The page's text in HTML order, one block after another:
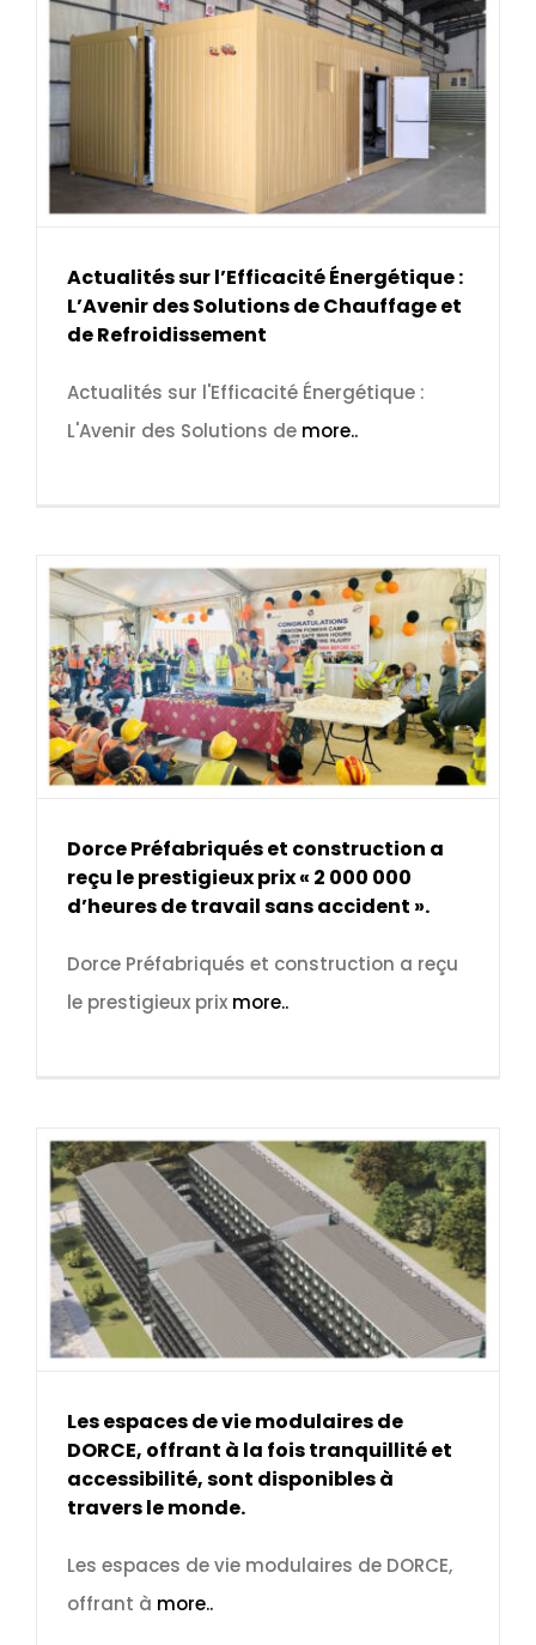
Actualités sur l’Efficacité Énergétique :
L’Avenir des Solutions de Chauffage et
de Refroidissement
Actualités sur l'Efficacité Énergétique :
L'Avenir des Solutions demore..
Dorce Préfabriqués et construction a
reçu le prestigieux prix « 2 000 000
d’heures de travail sans accident ».
Dorce Préfabriqués et construction a reçu
le prestigieux prixmore..
Les espaces de vie modulaires de
DORCE, offrant à la fois tranquillité et
accessibilité, sont disponibles à
travers le monde.
Les espaces de vie modulaires de DORCE,
offrant à more..